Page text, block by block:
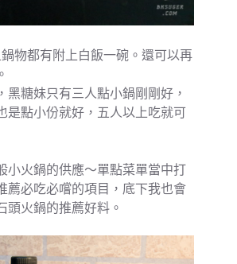
鍋物都有附上白飯一碗。還可以再
黑糖妹只有三人點小鍋剛剛好，
是點小份就好，五人以上吃就可
小火鍋的供應～單點菜單當中打
薦必吃必嚐的項目，底下我也會
頭火鍋的推薦好料。